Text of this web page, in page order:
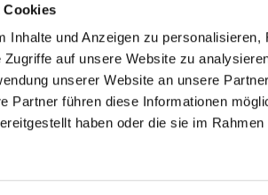
Cookies
Inhalte und Anzeigen zu
auf unsere Website zu
unserer Website an unsere
Partner führen diese Informationen
haben oder die sie im
Berlin - Evangelisch
Kontaktinformationen Cookie-Richtlinie
Erklärung zur